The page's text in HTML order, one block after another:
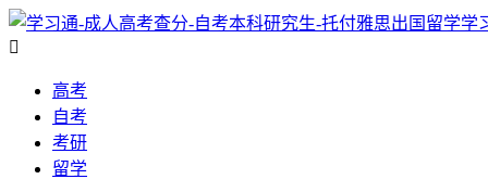
学

高考
自考
考研
留学